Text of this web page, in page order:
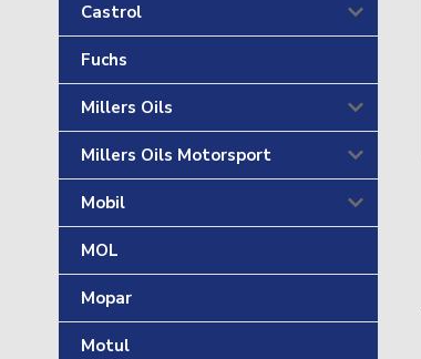
Castrol
Fuchs
Millers Oils
Millers Oils Motorsport
Mobil
MOL
Mopar
Motul